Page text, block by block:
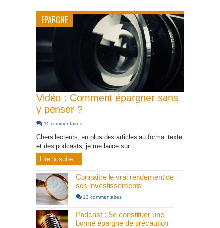
EPARGNE
Vidéo : Comment épargner sans
y penser ?
11 commentaires
Chers lecteurs, en plus des articles au format texte
et des podcasts, je me lance sur ...
Lire la suite...
Connaitre le vrai rendement de
ses investissements
13 commentaires
Podcast : Se constituer une
bonne épargne de précaution